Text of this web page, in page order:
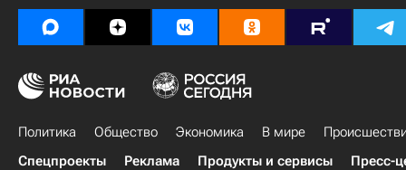
Политика Общество Экономика В мире
Спецпроекты
Реклама Продукты и сервисы Пресс-